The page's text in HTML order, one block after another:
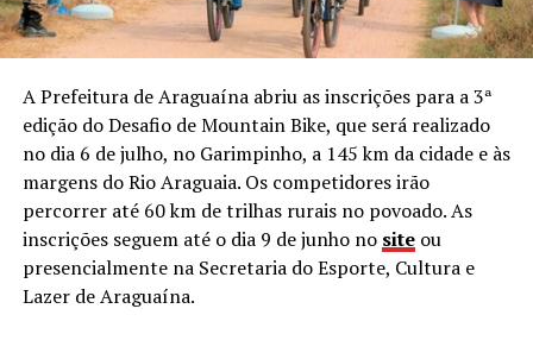
A Prefeitura de Araguaína abriu as inscrições para a 3ª
edição do Desafio de Mountain Bike, que será realizado
no dia 6 de julho, no Garimpinho, a 145 km da cidade e às
margens do Rio Araguaia. Os competidores irão
percorrer até 60 km de trilhas rurais no povoado. As
inscrições seguem até o dia 9 de junho no site ou
presencialmente na Secretaria do Esporte, Cultura e
Lazer de Araguaína.